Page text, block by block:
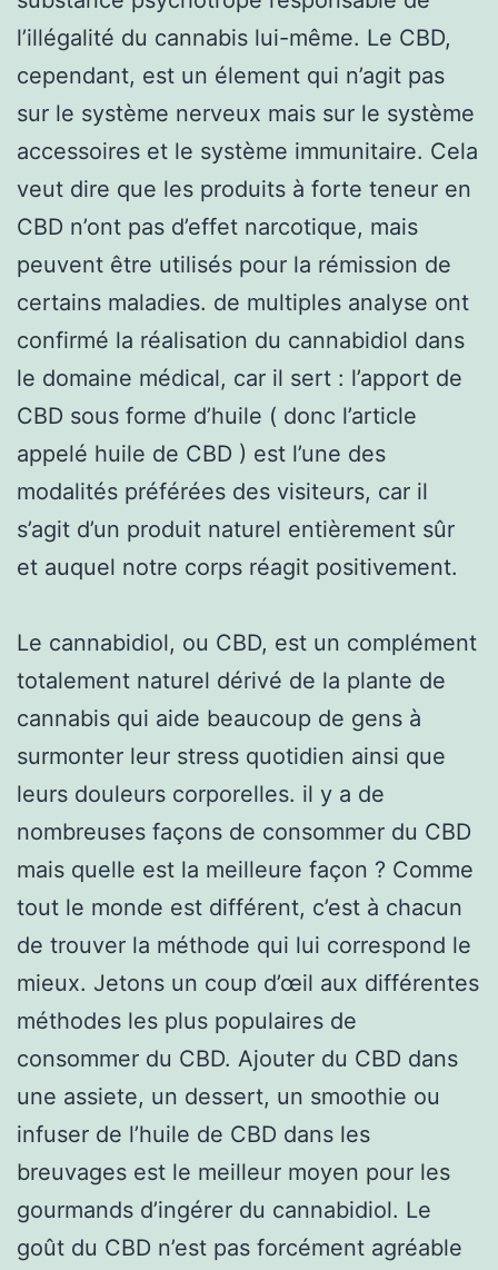
l’illégalité du cannabis lui-même. Le CBD,
cependant, est un élement qui n’agit pas
sur le système nerveux mais sur le système
accessoires et le système immunitaire. Cela
veut dire que les produits à forte teneur en
CBD n’ont pas d’effet narcotique, mais
peuvent être utilisés pour la rémission de
certains maladies. de multiples analyse ont
confirmé la réalisation du cannabidiol dans
le domaine médical, car il sert : l’apport de
CBD sous forme d’huile ( donc l’article
appelé huile de CBD ) est l’une des
modalités préférées des visiteurs, car il
s’agit d’un produit naturel entièrement sûr
et auquel notre corps réagit positivement.
Le cannabidiol, ou CBD, est un complément
totalement naturel dérivé de la plante de
cannabis qui aide beaucoup de gens à
surmonter leur stress quotidien ainsi que
leurs douleurs corporelles. il y a de
nombreuses façons de consommer du CBD
mais quelle est la meilleure façon ? Comme
tout le monde est différent, c’est à chacun
de trouver la méthode qui lui correspond le
mieux. Jetons un coup d’œil aux différentes
méthodes les plus populaires de
consommer du CBD. Ajouter du CBD dans
une assiete, un dessert, un smoothie ou
infuser de l’huile de CBD dans les
breuvages est le meilleur moyen pour les
gourmands d’ingérer du cannabidiol. Le
goût du CBD n’est pas forcément agréable